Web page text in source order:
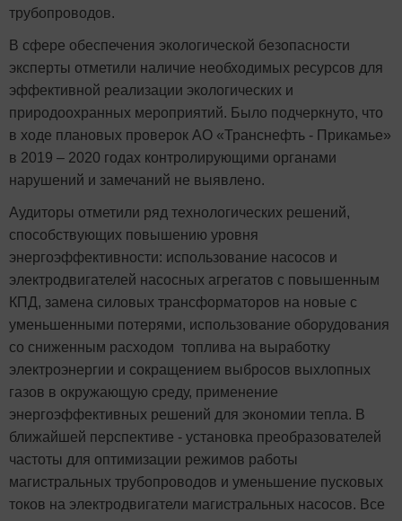
трубопроводов.
В сфере обеспечения экологической безопасности
эксперты отметили наличие необходимых ресурсов для
эффективной реализации экологических и
природоохранных мероприятий. Было подчеркнуто, что
в ходе плановых проверок АО «Транснефть - Прикамье»
в 2019 – 2020 годах контролирующими органами
нарушений и замечаний не выявлено.
Аудиторы отметили ряд технологических решений,
способствующих повышению уровня
энергоэффективности: использование насосов и
электродвигателей насосных агрегатов с повышенным
КПД, замена силовых трансформаторов на новые с
уменьшенными потерями, использование оборудования
со сниженным расходом топлива на выработку
электроэнергии и сокращением выбросов выхлопных
газов в окружающую среду, применение
энергоэффективных решений для экономии тепла. В
ближайшей перспективе - установка преобразователей
частоты для оптимизации режимов работы
магистральных трубопроводов и уменьшение пусковых
токов на электродвигатели магистральных насосов. Все